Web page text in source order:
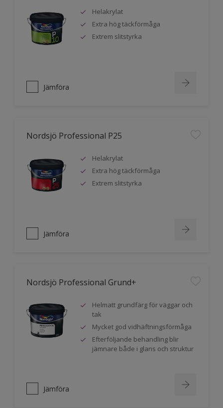
Helakrylat
Extra hög täckförmåga
Extrem slitstyrka
Jämföra
Nordsjö Professional P25
Helakrylat
Extra hög täckförmåga
Extrem slitstyrka
Jämföra
Nordsjö Professional Grund+
Helmatt grundfärg för väggar och
tak
Mycket god vidhäftningsförmåga
Efterföljande behandling blir
jämnare både i glans och struktur
Jämföra